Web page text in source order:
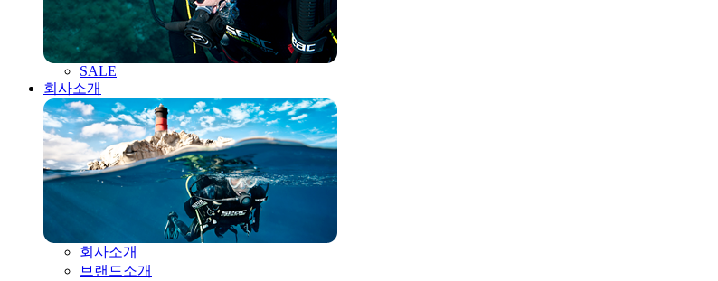
SALE
회사소개
회사소개
브랜드소개